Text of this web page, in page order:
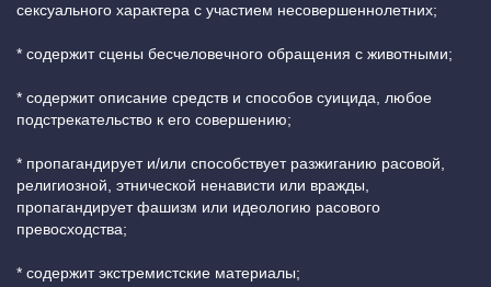
сексуального характера с участием несовершеннолетних;
* содержит сцены бесчеловечного обращения с животными;
* содержит описание средств и способов суицида, любое
подстрекательство к его совершению;
* пропагандирует и/или способствует разжиганию расовой,
религиозной, этнической ненависти или вражды,
пропагандирует фашизм или идеологию расового
превосходства;
* содержит экстремистские материалы;